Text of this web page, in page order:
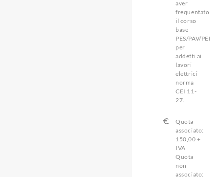
aver
frequentato
il corso
base
PES/PAV/PEI
per
addetti ai
lavori
elettrici
norma
CEI 11-
27.
Quota
associato:
150,00 +
IVA
Quota
non
associato: